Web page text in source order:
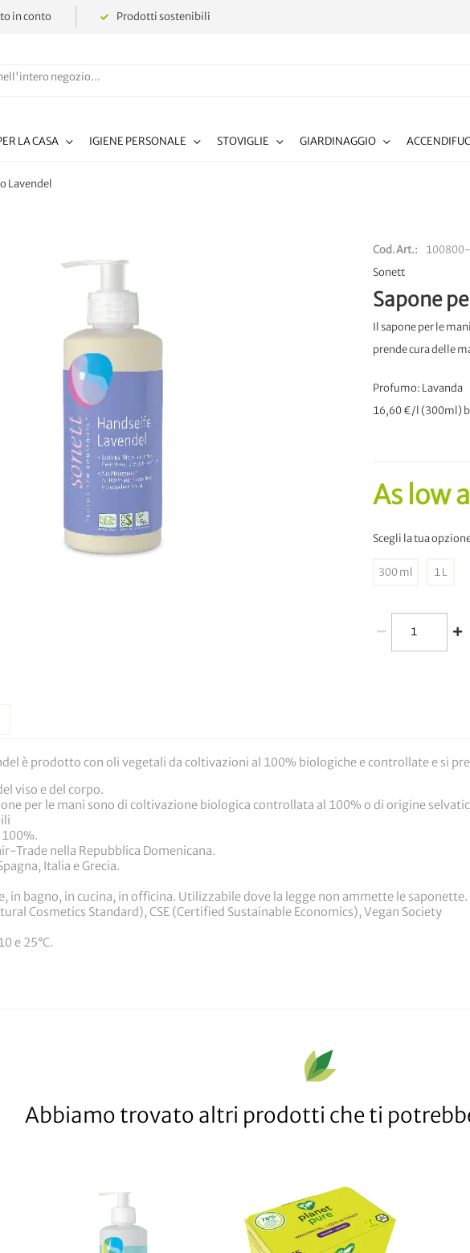
in conto Prodotti sostenibili
LA CASA IGIENE PERSONALE STOVIGLIE GIARDINAGGIO
Lavendel
Cod.Art.
Sonett
Sapone
Il sapone per le
prende cura delle
Profumo: Lavanda
16,60 €/l (300ml)
As low
Scegli la tua
300 ml 1 L
è prodotto con oli vegetali da coltivazioni al 100% biologiche e controllate e si
viso e del corpo.
per le mani sono di coltivazione biologica controllata al 100% o di origine
Trade nella Repubblica Domenicana.
Italia e Grecia.
in bagno, in cucina, in officina. Utilizzabile dove la legge non ammette le saponette.
Cosmetics Standard), CSE (Certified Sustainable Economics), Vegan Society
e 25°C.
Abbiamo trovato altri prodotti che ti